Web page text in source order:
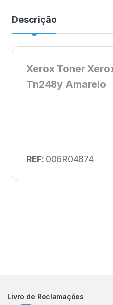
Descrição
Xerox Toner
Tn248y Amarelo
REF: 006R04874
Livro de Reclamações